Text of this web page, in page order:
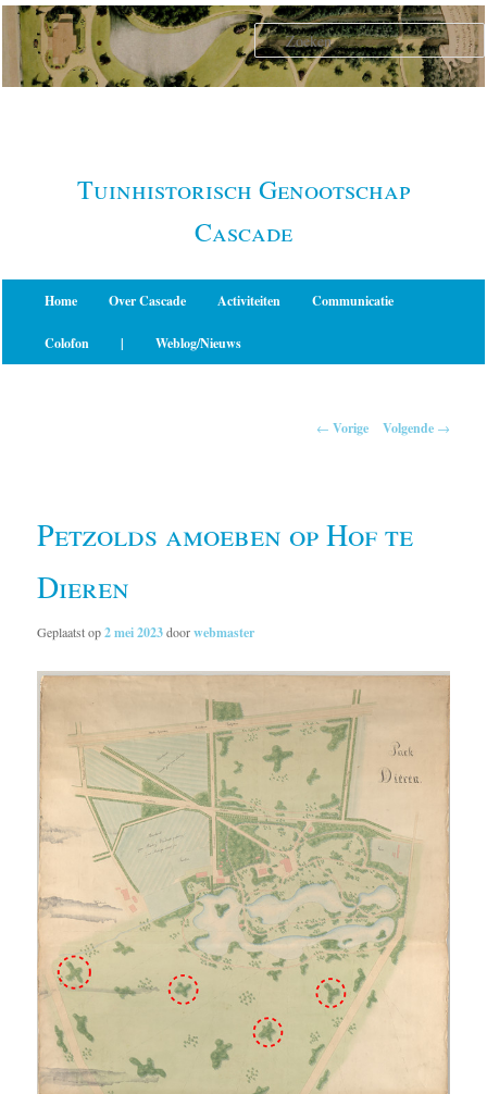
Spring
naar
primaire
Tuinhistorisch Genootschap
Cascade
Home Over Cascade Activiteiten Communicatie
Colofon | Weblog/Nieuws
← Vorige Volgende →
Petzolds amoeben op Hof te
Dieren
Geplaatst op2 mei 2023doorwebmaster